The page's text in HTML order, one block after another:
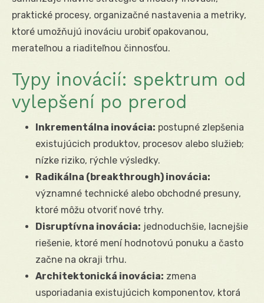
praktické procesy, organizačné nastavenia a metriky,
ktoré umožňujú inováciu urobiť opakovanou,
merateľnou a riaditeľnou činnosťou.
Typy inovácií: spektrum od
vylepšení po prerod
Inkrementálna inovácia: postupné zlepšenia
existujúcich produktov, procesov alebo služieb;
nízke riziko, rýchle výsledky.
Radikálna (breakthrough) inovácia:
významné technické alebo obchodné presuny,
ktoré môžu otvoriť nové trhy.
Disruptívna inovácia: jednoduchšie, lacnejšie
riešenie, ktoré mení hodnotovú ponuku a často
začne na okraji trhu.
Architektonická inovácia: zmena
usporiadania existujúcich komponentov, ktorá